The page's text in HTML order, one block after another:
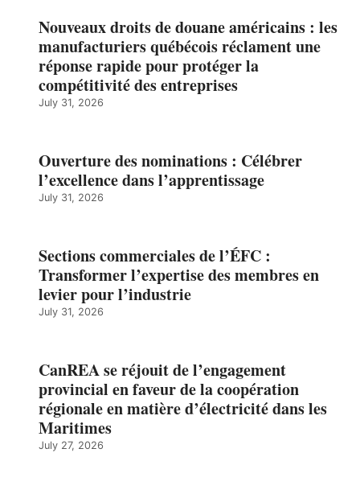
Nouveaux droits de douane américains : les
manufacturiers québécois réclament une
réponse rapide pour protéger la
compétitivité des entreprises
July 31, 2026
Ouverture des nominations : Célébrer
l’excellence dans l’apprentissage
July 31, 2026
Sections commerciales de l’ÉFC :
Transformer l’expertise des membres en
levier pour l’industrie
July 31, 2026
CanREA se réjouit de l’engagement
provincial en faveur de la coopération
régionale en matière d’électricité dans les
Maritimes
July 27, 2026